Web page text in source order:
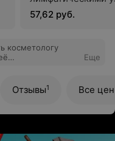
дуплексным
сосудов с
органов брюшной
забрюшинного
57,62 руб.
косметологу
Еще
Отзывы1 Все